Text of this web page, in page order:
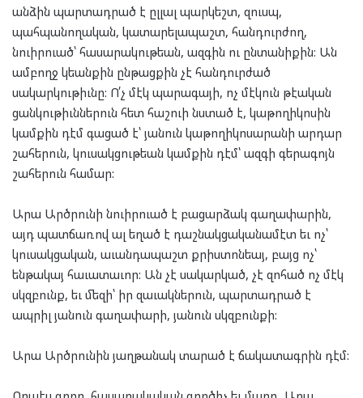
անձին պարտադրած է ըլլալ պարկեշտ, զուսպ,
պահպանողական, կատարելապաշտ, հանդուրժող,
նուիրուած՝ հասարակութեան, ազգին ու ընտանիքին: Ան
ամբողջ կեանքին ընթացքին չէ հանդուրժած
սակարկութիւնը: Ո՛չ մէկ պարագայի, ոչ մէկուն թէական
ցանկութիւններուն հետ հաշուի նստած է, կաթողիկոսին
կամքին դէմ գացած է՝ յանուն կաթողիկոսարանի արդար
շահերուն, կուսակցութեան կամքին դէմ՝ ազգի գերագոյն
շահերուն համար:
Արա Արծրունի նուիրուած է բացարձակ գաղափարին,
այդ պատճառով ալ եղած է դաշնակցականամէտ եւ ոչ՝
կուսակցական, աւանդապաշտ քրիստոնեայ, բայց ոչ՝
ենթակայ հաւատաւոր: Ան չէ սակարկած, չէ զոհած ոչ մէկ
սկզբունք, եւ մեզի՝ իր զաւակներուն, պարտադրած է
ապրիլ յանուն գաղափարի, յանուն սկզբունքի:
Արա Արծրունին յաղթանակ տարած է ճակատագրին դէմ: